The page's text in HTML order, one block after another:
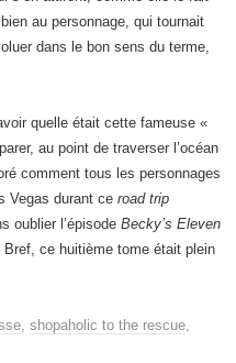
au personnage, qui tournait
dans le bon sens du terme,
quelle était cette fameuse «
au point de traverser l’océan
comment tous les personnages
Vegas durant ce road trip
oublier l’épisode Becky’s Eleven
Bref, ce huitième tome était plein
shopaholic to the rescue